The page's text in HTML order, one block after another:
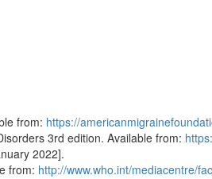
from: https://
3rd edition. Available from:
2022].
from: http://www.who.int/mediacentre/